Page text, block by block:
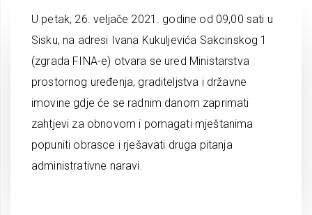
U petak, 26. veljače 2021. godine od 09,00 sati u
Sisku, na adresi Ivana Kukuljevića Sakcinskog 1
(zgrada FINA-e) otvara se ured Ministarstva
prostornog uređenja, graditeljstva i državne
imovine gdje će se radnim danom zaprimati
zahtjevi za obnovom i pomagati mještanima
popuniti obrasce i rješavati druga pitanja
administrativne naravi.